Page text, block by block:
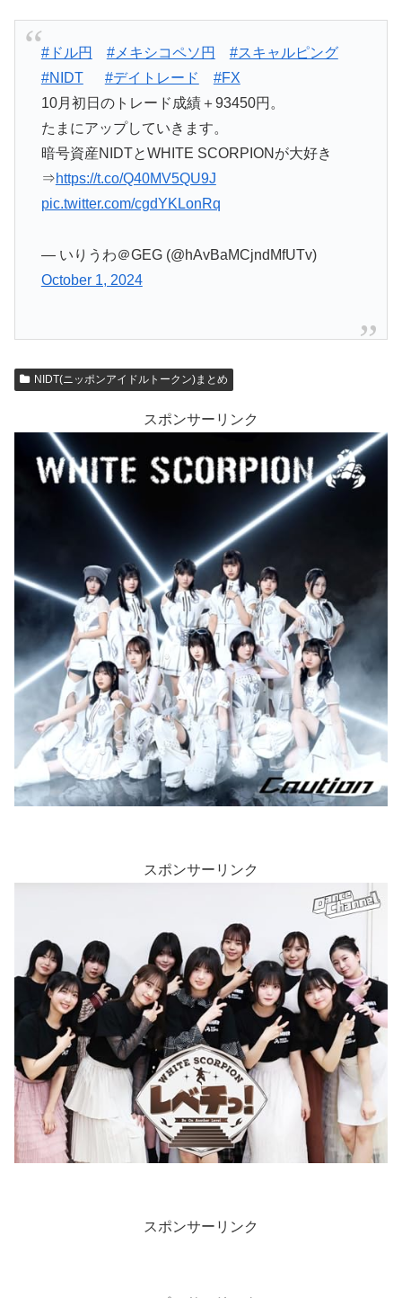
#ドル円 #メキシコペソ円
#スキャルピング
#NIDT
#デイトレード
#FX
10月初日のトレード成績＋93450円。
たまにアップしていきます。
暗号資産NIDTとWHITE SCORPIONが大好き
⇒https://t.co/Q40MV5QU9J
pic.twitter.com/cgdYKLonRq
— いりうわ＠GEG (@hAvBaMCjndMfUTv)
October 1, 2024
NIDT(ニッポンアイドルトークン)まとめ
スポンサーリンク
スポンサーリンク
スポンサーリンク